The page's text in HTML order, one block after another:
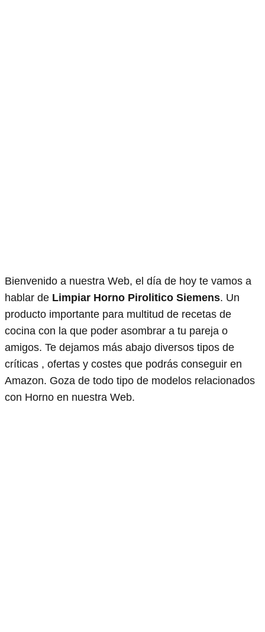
Bienvenido a nuestra Web, el día de hoy te vamos a
hablar de Limpiar Horno Pirolitico Siemens. Un
producto importante para multitud de recetas de
cocina con la que poder asombrar a tu pareja o
amigos. Te dejamos más abajo diversos tipos de
críticas , ofertas y costes que podrás conseguir en
Amazon. Goza de todo tipo de modelos relacionados
con Horno en nuestra Web.